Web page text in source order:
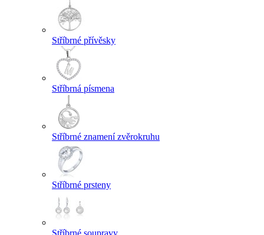
Stříbrné přívěsky
Stříbrná písmena
Stříbrné znamení zvěrokruhu
Stříbrné prsteny
Stříbrné soupravy